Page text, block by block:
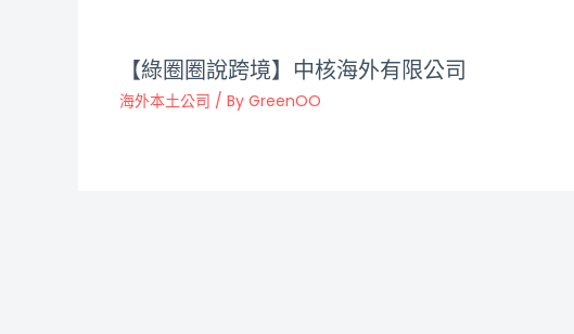
【綠圈圈說跨境】中核海外有限公司
海外本土公司 / By GreenOO